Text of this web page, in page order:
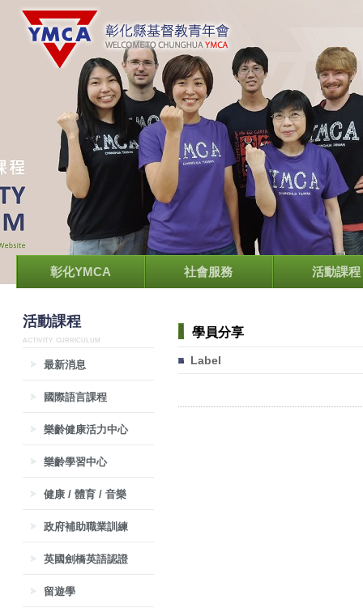
彰化YMCA 社會服務 活動課程
活動課程
ACTIVITY CURRICULUM
最新消息
國際語言課程
樂齡健康活力中心
樂齡學習中心
健康 / 體育 / 音樂
政府補助職業訓練
英國劍橋英語認證
留遊學
學員分享
Label